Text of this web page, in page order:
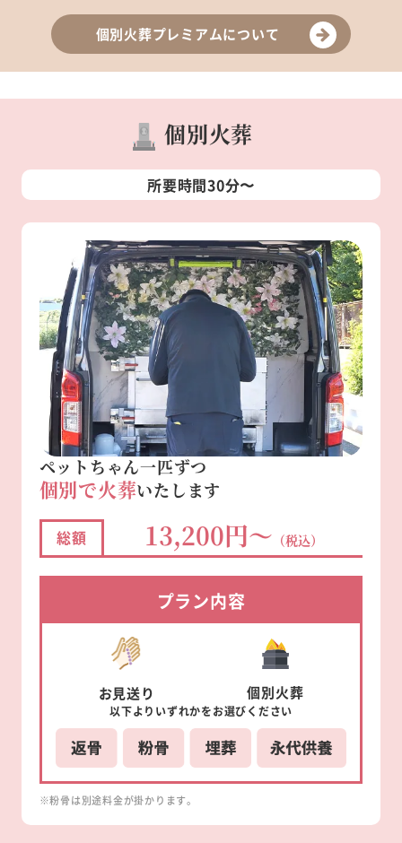
個別火葬プレミアムについて
個別火葬
所要時間30分〜
ペットちゃん一匹ずつ
個別で火葬いたします
総額 13,200円～ （税込）
プラン内容
お見送り 個別火葬
以下より いずれかをお選びください
※粉骨は別途料金が掛かります。